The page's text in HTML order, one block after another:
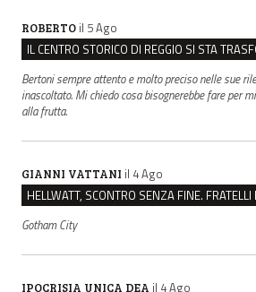
ROBERTO il 5 Ago
Bertoni sempre attento e molto preciso nelle sue
inascoltato. Mi chiedo cosa bisognerebbe fare per
alla frutta.
GIANNI VATTANI il 4 Ago
Gotham City
IPOCRISIA UNICA DEA il 4 Ago